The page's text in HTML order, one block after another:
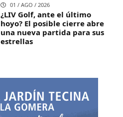
01 / AGO / 2026
¿LIV Golf, ante el último
hoyo? El posible cierre abre
una nueva partida para sus
estrellas